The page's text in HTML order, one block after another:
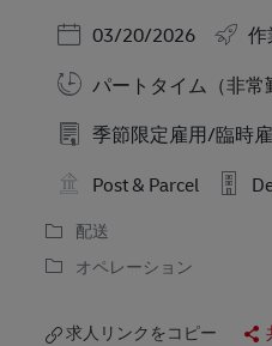
Posted Date
03/20/2026
作
パートタイム（非常
季節限定雇用/臨時
Post & Parcel
配送
オペレーション
求人リンクをコピー